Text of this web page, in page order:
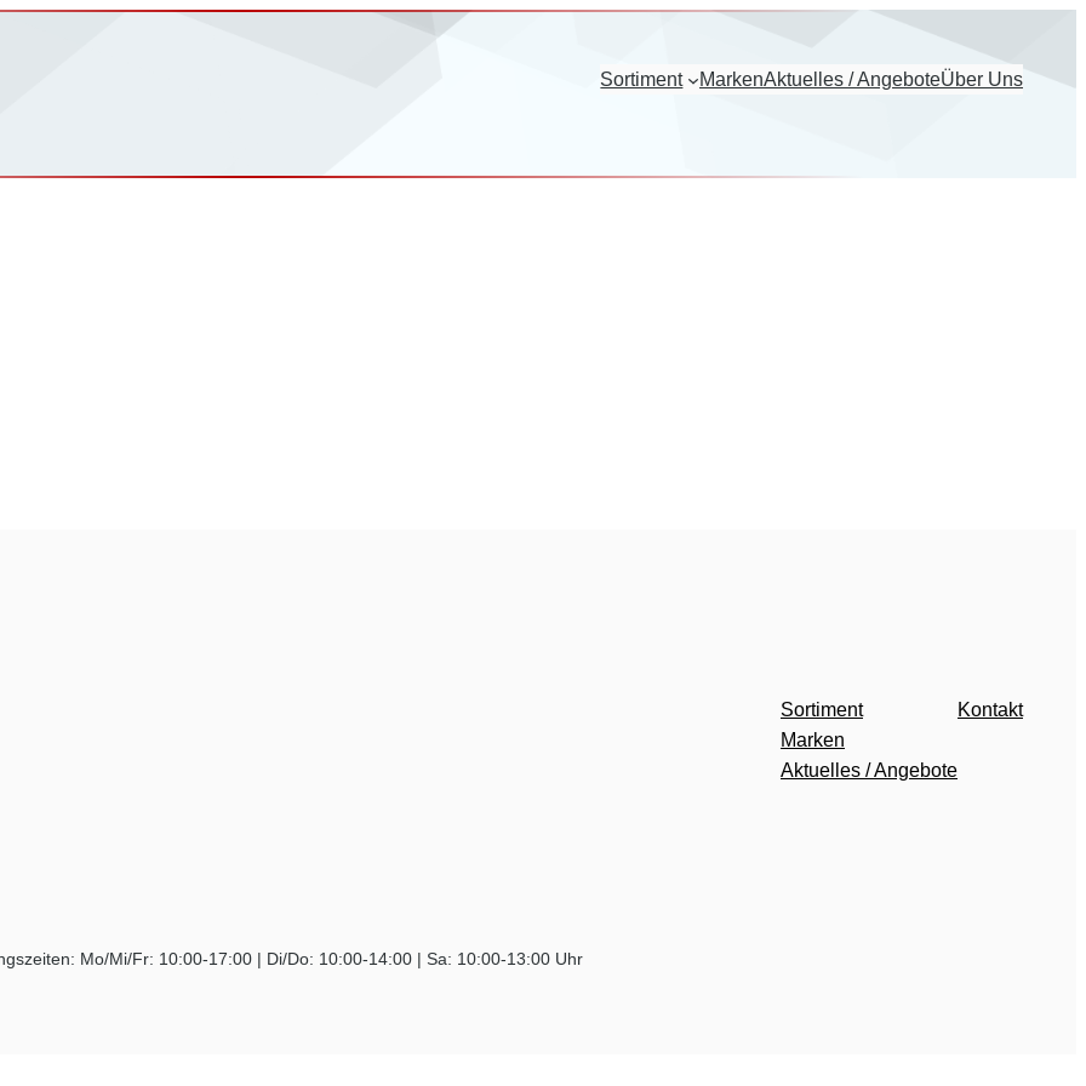
Sortiment MarkenAktuelles / AngeboteÜber Uns
Sortiment
Marken
Aktuelles / Angebote
Kontakt
Mo/Mi/Fr: 10:00-17:00 | Di/Do: 10:00-14:00 | Sa: 10:00-13:00 Uhr